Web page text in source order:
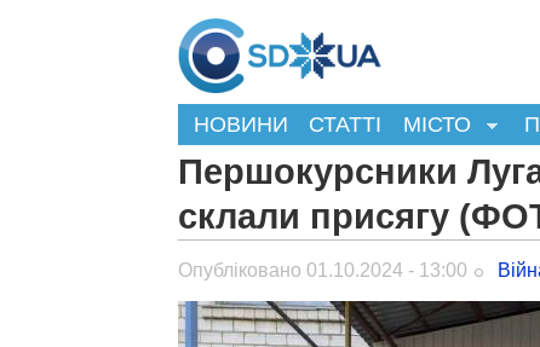
НОВИНИ СТАТТІ МІСТО
Першокурсники
склали присягу
Опубліковано 01.10.2024 - 13:00